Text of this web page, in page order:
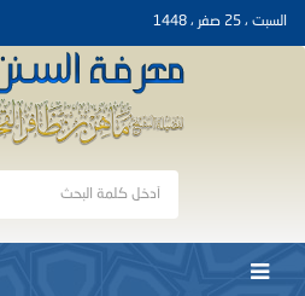
السبت ، 25 صفر ، 1448